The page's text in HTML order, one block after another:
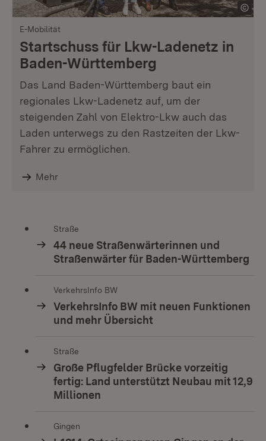
E-Mobilität
Startschuss für Lkw-Ladenetz in
Baden-Württemberg
Das Land Baden-Württemberg baut ein
regionales Lkw-Ladenetz auf, um der
steigenden Zahl von Elektro-Lkw auch das
Laden unterwegs zu den Rastzeiten der Lkw-
Fahrer zu ermöglichen.
Mehr
Straße
44 neue Straßenwärterinnen und
Straßenwärter für Baden-Württemberg
VerkehrsInfo BW
VerkehrsInfo BW mit neuen Funktionen
und mehr Übersicht
Straße
Große Pflugfelder Brücke vorzeitig
fertig: Land unterstützt Neubau mit 12,9
Millionen
Gingen